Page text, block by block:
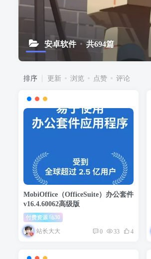
安卓软件 共694篇
排序 更新 浏览 点赞 评论
MobiOffice（OfficeSuite）办公套件
v16.4.60062高级版
付费资源 30
站长大大 0 33 4